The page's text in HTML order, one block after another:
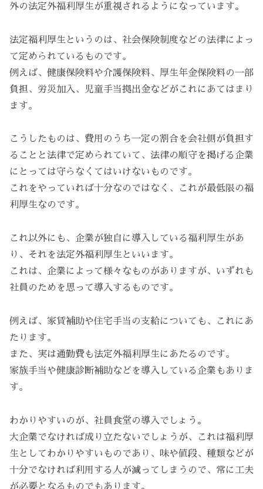
外の法定外福利厚生が重視されるようになっています。
法定福利厚生というのは、社会保険制度などの法律によっ
て定められているものです。
例えば、健康保険料や介護保険料、厚生年金保険料の一部
負担、労災加入、児童手当拠出金などがこれにあてはまり
ます。
こうしたものは、費用のうち一定の割合を会社側が負担す
ることと法律で定められていて、法律の順守を掲げる企業
にとっては守らなくてはいけないものです。
これをやっていれば十分なのではなく、これが最低限の福
利厚生なのです。
これ以外にも、企業が独自に導入している福利厚生があ
り、それを法定外福利厚生といいます。
これは、企業によって様々なものがありますが、いずれも
社員のためを思って導入するものです。
例えば、家賃補助や住宅手当の支給についても、これにあ
たります。
また、実は通勤費も法定外福利厚生にあたるのです。
家族手当や健康診断補助などを導入している企業もありま
す。
わかりやすいのが、社員食堂の導入でしょう。
大企業でなければ成り立たないでしょうが、これは福利厚
生としてわかりやすいものであり、味や値段、種類などが
十分でなければ利用する人が減ってしまうので、常に工夫
が必要となるものでもあります。